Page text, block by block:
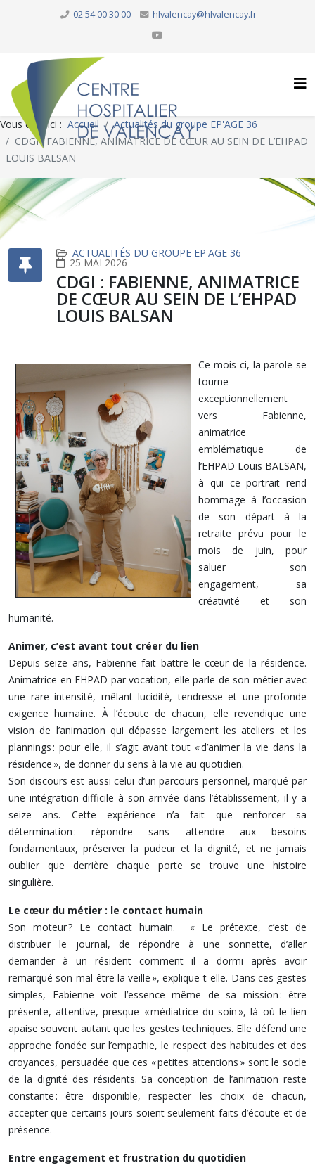
02 54 00 30 00 hlvalencay@hlvalencay.fr
Vous êtes ici : Accueil
Actualités du groupe EP'AGE 36
CDGI : FABIENNE, ANIMATRICE DE CŒUR AU SEIN DE L’EHPAD
LOUIS BALSAN
ACTUALITÉS DU GROUPE EP'AGE 36
25 MAI 2026
CDGI : FABIENNE, ANIMATRICE
DE CŒUR AU SEIN DE L’EHPAD
LOUIS BALSAN
Ce mois-ci, la parole se
tourne
exceptionnellement
vers Fabienne,
animatrice
emblématique de
l’EHPAD Louis BALSAN,
à qui ce portrait rend
hommage à l’occasion
de son départ à la
retraite prévu pour le
mois de juin, pour
saluer son
engagement, sa
créativité et son
humanité.
Animer, c’est avant tout créer du lien
Depuis seize ans, Fabienne fait battre le cœur de la résidence.
Animatrice en EHPAD par vocation, elle parle de son métier avec
une rare intensité, mêlant lucidité, tendresse et une profonde
exigence humaine. À l’écoute de chacun, elle revendique une
vision de l’animation qui dépasse largement les ateliers et les
plannings : pour elle, il s’agit avant tout « d’animer la vie dans la
résidence », de donner du sens à la vie au quotidien.
Son discours est aussi celui d’un parcours personnel, marqué par
une intégration difficile à son arrivée dans l’établissement, il y a
seize ans. Cette expérience n’a fait que renforcer sa
détermination : répondre sans attendre aux besoins
fondamentaux, préserver la pudeur et la dignité, et ne jamais
oublier que derrière chaque porte se trouve une histoire
singulière.
Le cœur du métier : le contact humain
Son moteur ? Le contact humain. « Le prétexte, c’est de
distribuer le journal, de répondre à une sonnette, d’aller
demander à un résident comment il a dormi après avoir
remarqué son mal-être la veille », explique-t-elle. Dans ces gestes
simples, Fabienne voit l’essence même de sa mission : être
présente, attentive, presque « médiatrice du soin », là où le lien
apaise souvent autant que les gestes techniques. Elle défend une
approche fondée sur l’empathie, le respect des habitudes et des
croyances, persuadée que ces « petites attentions » sont le socle
de la dignité des résidents. Sa conception de l’animation reste
constante : être disponible, respecter les choix de chacun,
accepter que certains jours soient seulement faits d’écoute et de
présence.
Entre engagement et frustration du quotidien